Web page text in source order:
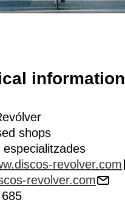
information
shops
especialitzades
revolver.com
revolver.com